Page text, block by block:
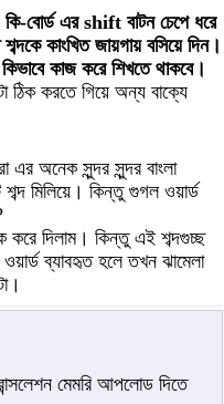
বোর্ড এর shift বাটন চেপে ধরে
কাংখিত জায়গায় বসিয়ে দিন।
কাজ করে শিখতে থাকবে।
ঠিক করতে গিয়ে অন্য বাক্যে
অনেক সুন্দর সুন্দর বাংলা
মিলিয়ে। কিন্তু গুগল ওয়ার্ড
করে দিলাম। কিন্তু এই শব্দগুচ্ছ
ব্যাবহৃত হলে তখন ঝামেলা
মেমরি আপলোড দিতে